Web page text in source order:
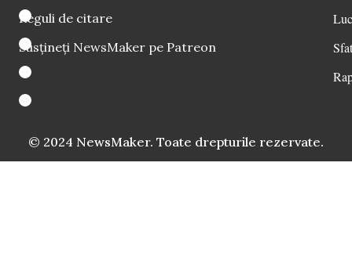
Reguli de citare
Susțineți NewsMaker pe Patreon
© 2024 NewsMaker. Toate drepturile rezervate.